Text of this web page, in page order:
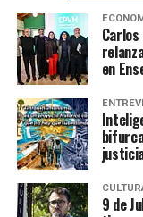
en
9 de